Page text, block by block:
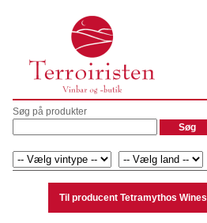
Søg på produkter
Til producent Tetramythos Wines